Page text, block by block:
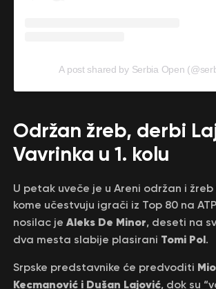
A post shared by Serbia Open
Održan žreb, derbi
Vavrinka u 1. kolu
U petak uveče je u Areni održan i
kome učestvuju igrači iz Top 80 na
nosilac je Aleks De Minor, deseti na
dva mesta slabije plasirani Tomi Pol.
Srpske predstavnike će predvoditi
Kecmanović i Dušan Lajović, dok su